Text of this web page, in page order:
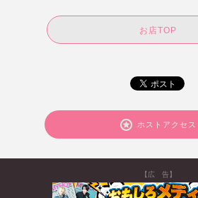
お店TOP
ホストアクセス
【広 告】